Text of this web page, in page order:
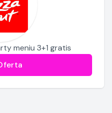
meniu 3+1 gratis